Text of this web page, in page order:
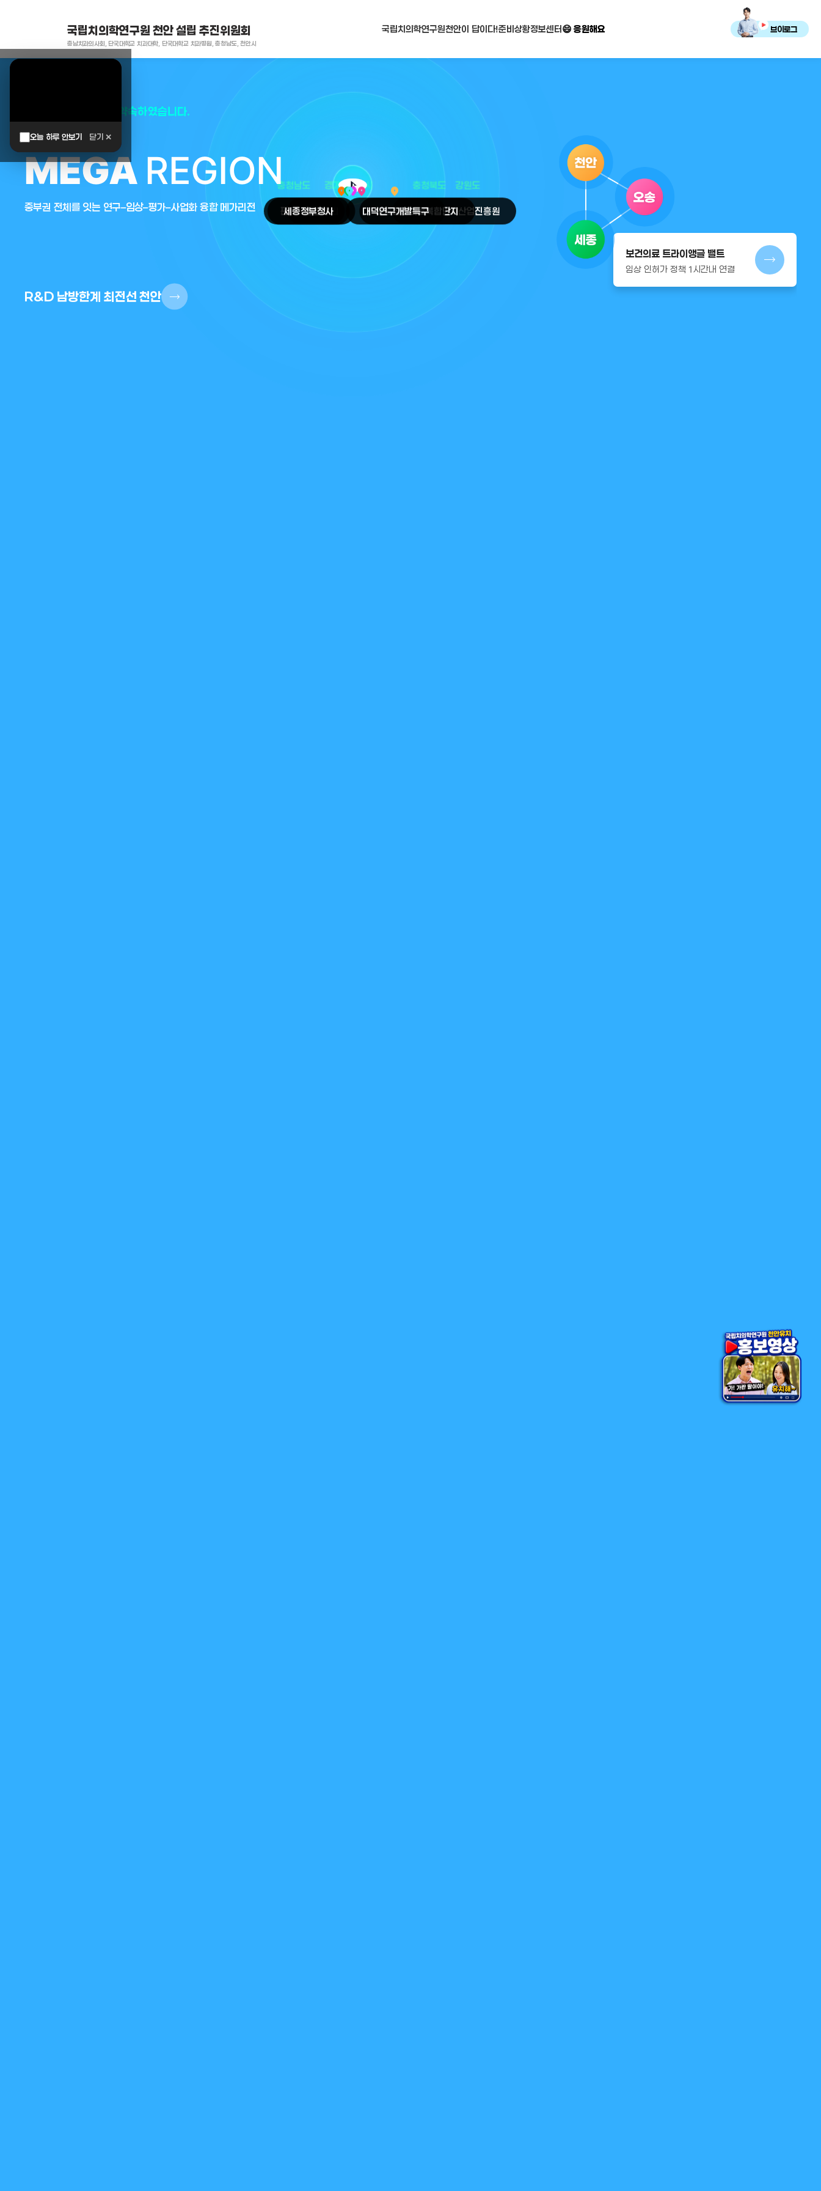
국립치의학연구원 천안 설립 추진위원회
충남치과의사회, 단국대학교 치과대학, 단국대학교 치과병원, 충청남도, 천안시
국립치의학연구원천안이 답이다!준비상황정보센터 😄 응원해요 브이로그
오늘 하루 안보기 닫기 ✕
대한민국은 두번이나 약속하였습니다.
MEGA REGION
중부권 전체를 잇는 연구–임상–평가–사업화 융합 메가리전
R&D 남방한계 최전선 천안
보건의료 트라이앵글 밸트
임상 인허가 정책 1시간내 연결
arrow_selector_tool 강원도
경기도 충청북도
충청남도 대전광역시
place
천안시
place
세종정부청사
place
판교테크노밸리
place
오송첨단의료복합단지
place
대덕연구개발특구
place
원주의료기기산업진흥원